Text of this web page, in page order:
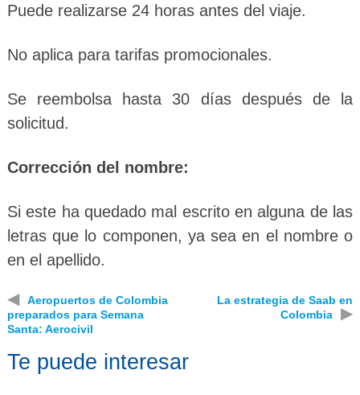
Puede realizarse 24 horas antes del viaje.
No aplica para tarifas promocionales.
Se reembolsa hasta 30 días después de la
solicitud.
Corrección del nombre:
Si este ha quedado mal escrito en alguna de las
letras que lo componen, ya sea en el nombre o
en el apellido.
◀
Aeropuertos de Colombia
preparados para Semana
Santa: Aerocivil
La estrategia de Saab en
Colombia
▶
Te puede interesar